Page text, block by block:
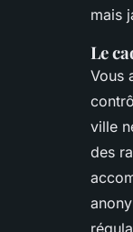
mais
Le
Vous
ville
des